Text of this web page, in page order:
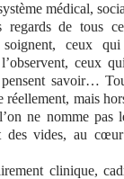
médical,
regards de tous
ceux qui
ceux
savoir…
réellement, mais
ne nomme pas
des vides, au
clinique,